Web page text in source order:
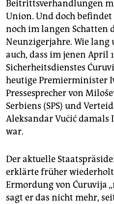
Beitrittsverhandlungen
Union. Und doch
noch im langen Schatten
Neunzigerjahre. Wie
auch, dass im jenen April
Sicherheitsdienstes
heutige Premierminister
Pressesprecher von
Serbiens (SPS) und
Aleksandar Vučić
war.
Der aktuelle
erklärte früher
Ermordung von Ćuruvija
sagt er das nicht mehr,